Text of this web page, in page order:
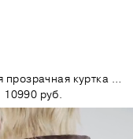
Лёгкая прозрачная куртка белая
10990 руб.